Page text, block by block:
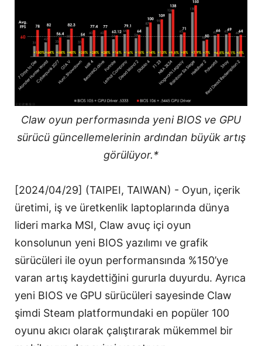
Claw oyun performasında yeni BIOS ve GPU
sürücü güncellemelerinin ardından büyük artış
görülüyor.*
[2024/04/29] (TAIPEI, TAIWAN) - Oyun, içerik
üretimi, iş ve üretkenlik laptoplarında dünya
lideri marka MSI, Claw avuç içi oyun
konsolunun yeni BIOS yazılımı ve grafik
sürücüleri ile oyun performansında %150’ye
varan artış kaydettiğini gururla duyurdu. Ayrıca
yeni BIOS ve GPU sürücüleri sayesinde Claw
şimdi Steam platformundaki en popüler 100
oyunu akıcı olarak çalıştırarak mükemmel bir